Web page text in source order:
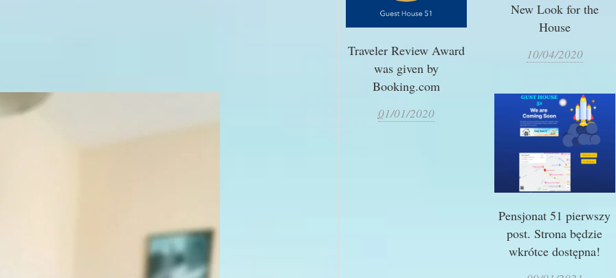
Traveler Review Award
was given by
Booking.com
01/01/2020
New Look for the
House
10/04/2020
Pensjonat 51 pierwszy
post. Strona będzie
wkrótce dostępna!